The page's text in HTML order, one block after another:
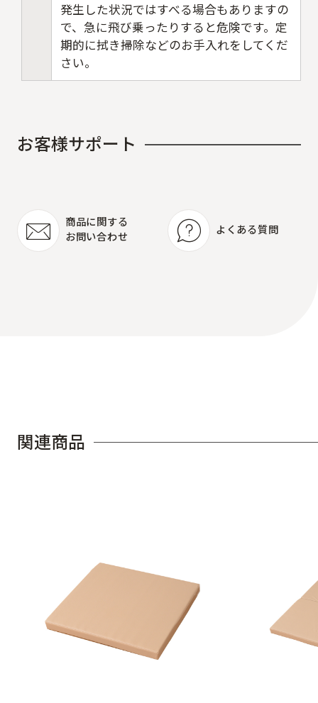
発生した状況ではすべる場合もありますの
で、急に飛び乗ったりすると危険です。定
期的に拭き掃除などのお手入れをしてくだ
さい。
お客様サポー ト
商品に関する
お問い合わせ
よくある質問
関連商品